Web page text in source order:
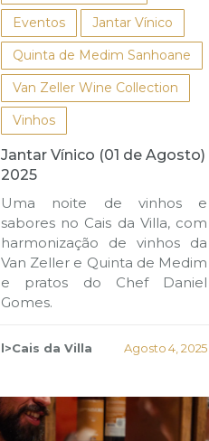
Eventos
Jantar Vínico
Quinta de Medim Sanhoane
Van Zeller Wine Collection
Vinhos
Jantar Vínico (01 de Agosto)
2025
Uma noite de vinhos e
sabores no Cais da Villa, com
harmonização de vinhos da
Van Zeller e Quinta de Medim
e pratos do Chef Daniel
Gomes.
l>Cais da Villa Agosto 4, 2025